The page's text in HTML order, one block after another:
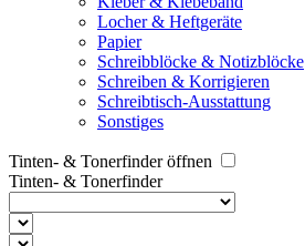
Locher & Heftgeräte
Papier
Schreibblöcke & Notizblöcke
Schreiben & Korrigieren
Schreibtisch-Ausstattung
Sonstiges
Tinten- & Tonerfinder öffnen
Tinten- & Tonerfinder